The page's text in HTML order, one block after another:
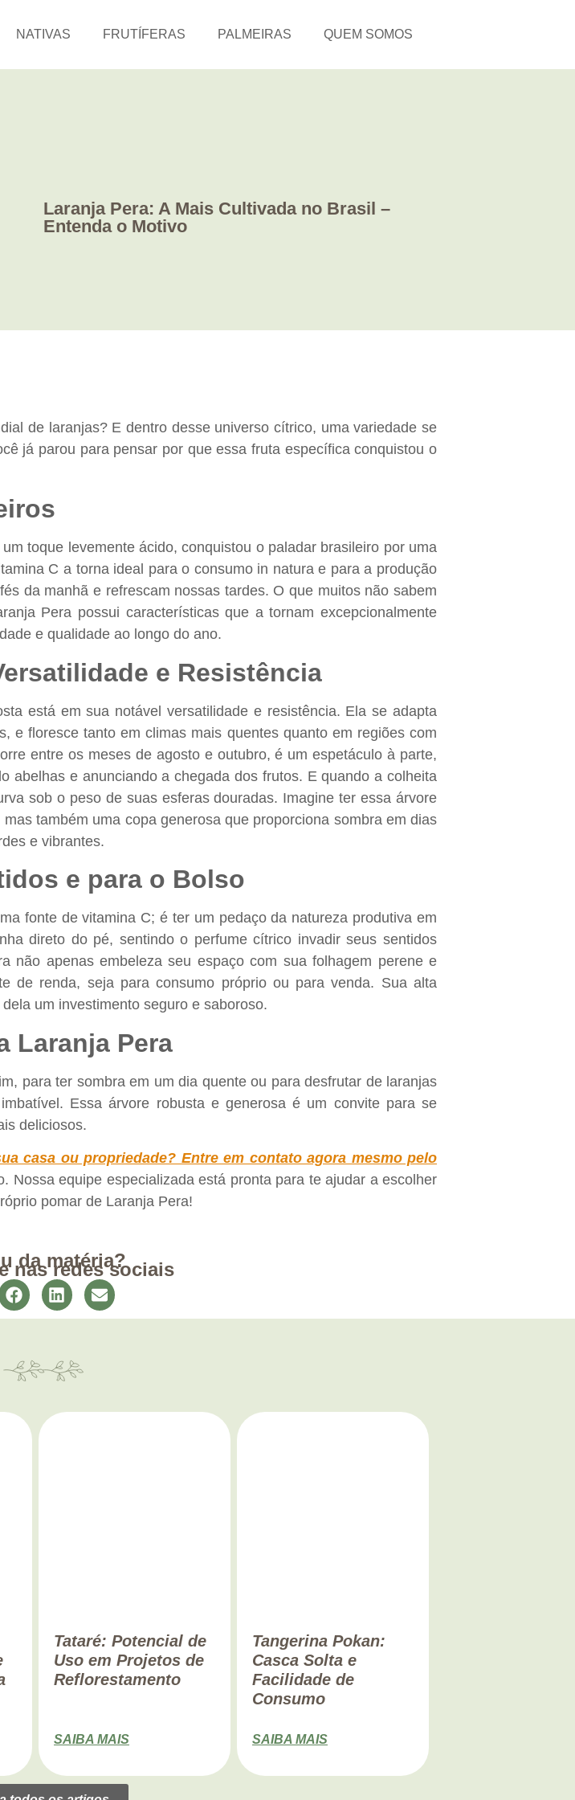
NATIVAS FRUTÍFERAS PALMEIRAS QUEM SOMOS
Laranja Pera: A Mais Cultivada no Brasil –
Entenda o Motivo
de laranjas? E dentro desse universo cítrico, uma variedade se
já parou para pensar por que essa fruta específica conquistou o
toque levemente ácido, conquistou o paladar brasileiro por uma
C a torna ideal para o consumo in natura e para a produção
da manhã e refrescam nossas tardes. O que muitos não sabem
Pera possui características que a tornam excepcionalmente
e qualidade ao longo do ano.
e Resistência
está em sua notável versatilidade e resistência. Ela se adapta
e floresce tanto em climas mais quentes quanto em regiões com
entre os meses de agosto e outubro, é um espetáculo à parte,
abelhas e anunciando a chegada dos frutos. E quando a colheita
sob o peso de suas esferas douradas. Imagine ter essa árvore
também uma copa generosa que proporciona sombra em dias
e vibrantes.
e para o Bolso
fonte de vitamina C; é ter um pedaço da natureza produtiva em
direto do pé, sentindo o perfume cítrico invadir seus sentidos
não apenas embeleza seu espaço com sua folhagem perene e
de renda, seja para consumo próprio ou para venda. Sua alta
um investimento seguro e saboroso.
Laranja Pera
para ter sombra em um dia quente ou para desfrutar de laranjas
Essa árvore robusta e generosa é um convite para se
deliciosos.
casa ou propriedade? Entre em contato agora mesmo pelo
Nossa equipe especializada está pronta para te ajudar a escolher
pomar de Laranja Pera!
da matéria?
nas redes sociais
Tataré: Potencial de
Uso em Projetos de
Reflorestamento
SAIBA MAIS
Tangerina Pokan:
Casca Solta e
Facilidade de
Consumo
SAIBA MAIS